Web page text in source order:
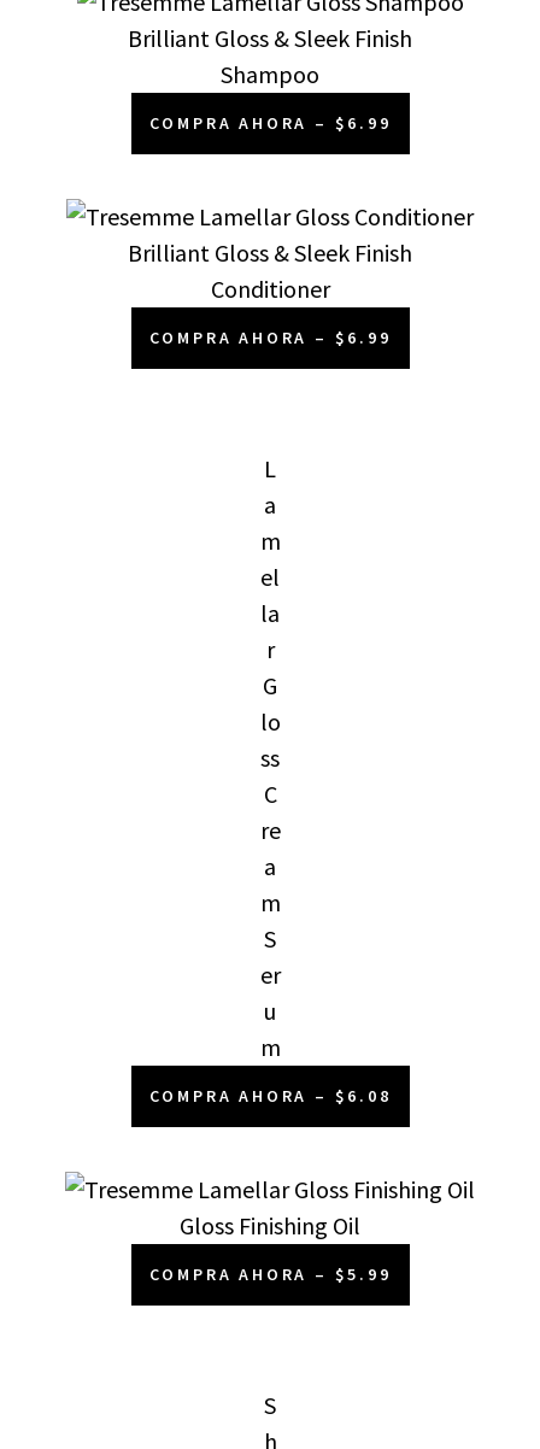
Brilliant Gloss & Sleek Finish
Shampoo
COMPRA AHORA – $6.99
Brilliant Gloss & Sleek Finish
Conditioner
COMPRA AHORA – $6.99
L
a
m
el
la
r
G
lo
ss
C
re
a
m
S
er
u
m
COMPRA AHORA – $6.08
Gloss Finishing Oil
COMPRA AHORA – $5.99
S
h